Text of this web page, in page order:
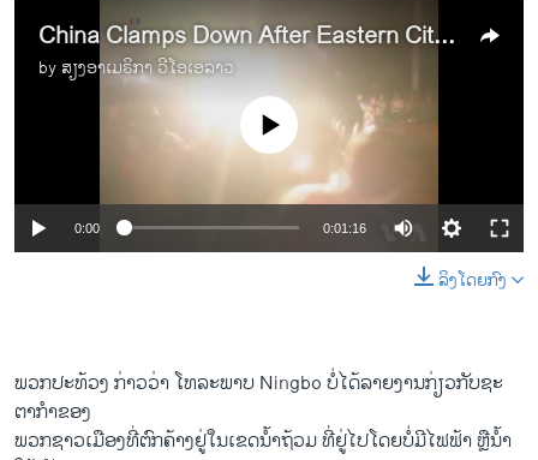
China Clamps Down After Eastern City Protests Typhoon Damage
by ສຽງອາເມຣິກາ ວີໂອເອລາວ
No media source currently available
0:00 0:01:16
ລິງໂດຍກົງ
ພວກ​ປະ​ທ້ວງ​ ​ກ່າວ​ວ່າ ໂທລະພາບ Ningbo ບໍ່​ໄດ້ລາຍ​ງານ​ກ່ຽວ​ກັບ​ຊະ​
ຕາ​ກໍາ​ຂອງ
​ພວກ​ຊາວ​ເມືອງ​ທີ່​ຕົກ​ຄ້າງ​ຢູ່​ໃນ​ເຂດ​ນ້ຳ​ຖ້ວມ ທີ່​ຢູ່​ໄປໂດຍ​ບໍ່​ມີ​ໄຟຟ້າ ຫຼື​ນ້ຳ​